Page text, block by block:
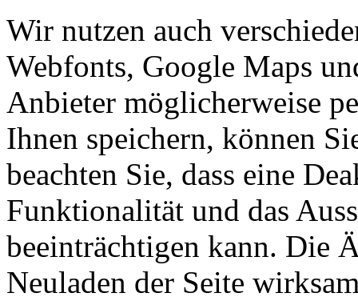
Wir nutzen auch
Webfonts, Google Maps
Anbieter möglicherweise
Ihnen speichern, können
beachten Sie, dass eine
Funktionalität und das
beeinträchtigen kann. Die
Neuladen der Seite